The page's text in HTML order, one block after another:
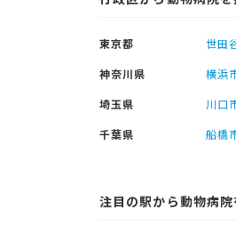
東京都 世田
神奈川県
横浜
埼玉県
川口
千葉県
船橋
注目の駅から動物病院